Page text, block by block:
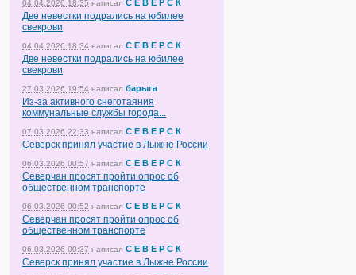
04.04.2026 18:35 написал С Е В Е Р С К
Две невестки подрались на юбилее
свекрови
04.04.2026 18:34 написал С Е В Е Р С К
Две невестки подрались на юбилее
свекрови
27.03.2026 19:54 написал барыга
Из-за активного снеготаяния
коммунальные службы города...
07.03.2026 22:33 написал С Е В Е Р С К
Северск принял участие в Лыжне России
06.03.2026 00:57 написал С Е В Е Р С К
Северчан просят пройти опрос об
общественном транспорте
06.03.2026 00:52 написал С Е В Е Р С К
Северчан просят пройти опрос об
общественном транспорте
06.03.2026 00:37 написал С Е В Е Р С К
Северск принял участие в Лыжне России